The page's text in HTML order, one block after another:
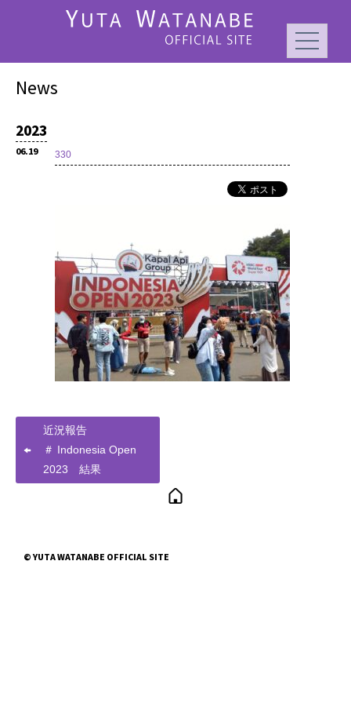
News
2023
06.19 330
近況報告
＃ Indonesia Open
2023 結果
© YUTA WATANABE OFFICIAL SITE